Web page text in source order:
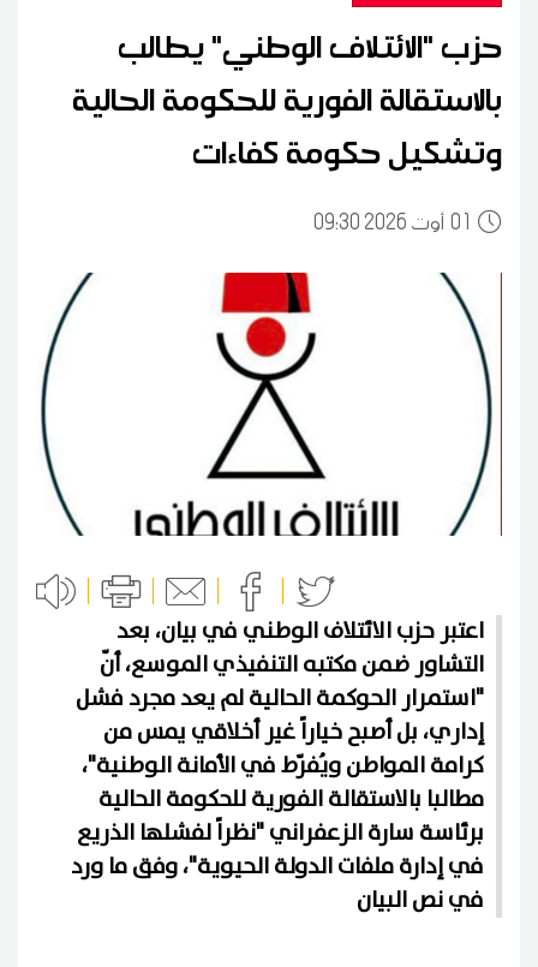
حزب "الائتلاف الوطني" يطالب
بالاستقالة الفورية للحكومة الحالية
وتشكيل حكومة كفاءات
0109:30 2026 أوت
اعتبر حزب الائتلاف الوطني في بيان، بعد
التشاور ضمن مكتبه التنفيذي الموسع، أنّ
"استمرار الحوكمة الحالية لم يعد مجرد فشل
إداري، بل أصبح خياراً غير أخلاقي يمس من
كرامة المواطن ويُفرّط في الأمانة الوطنية"،
مطالبا بالاستقالة الفورية للحكومة الحالية
برئاسة سارة الزعفراني "نظراً لفشلها الذريع
في إدارة ملفات الدولة الحيوية"، وفق ما ورد
في نص البيان